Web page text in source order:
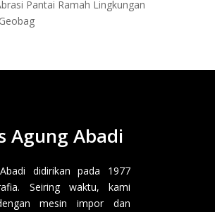
Pantai Ramah Lingkungan
Agung Abadi
didirikan pada 1977
Seiring waktu, kami
mesin impor dan